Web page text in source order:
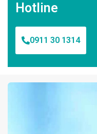
Hotline
0911 30 1314